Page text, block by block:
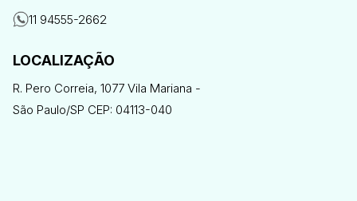
11 94555-2662
LOCALIZAÇÃO
R. Pero Correia, 1077 Vila Mariana -
São Paulo/SP CEP: 04113-040